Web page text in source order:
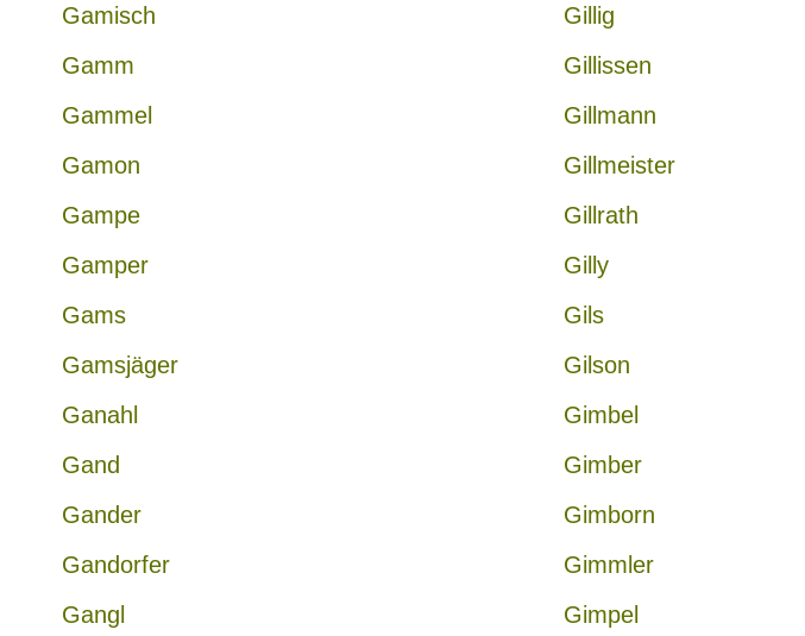
Gamisch
Gamm
Gammel
Gamon
Gampe
Gamper
Gams
Gamsjäger
Ganahl
Gand
Gander
Gandorfer
Gangl
Gillig
Gillissen
Gillmann
Gillmeister
Gillrath
Gilly
Gils
Gilson
Gimbel
Gimber
Gimborn
Gimmler
Gimpel